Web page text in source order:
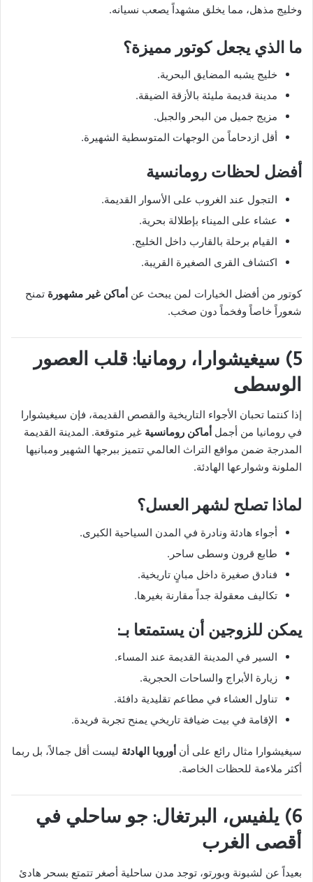
وخليج مذهل، مما يخلق مشهداً يصعب نسيانه.
ما الذي يجعل كوتور مميزة؟
خليج يشبه المضايق البحرية.
مدينة قديمة مليئة بالأزقة الضيقة.
مزيج جميل من البحر والجبل.
أقل ازدحاماً من الوجهات المتوسطية الشهيرة.
أفضل لحظات رومانسية
التجول عند الغروب على الأسوار القديمة.
عشاء على الميناء بإطلالة بحرية.
القيام برحلة بالقارب داخل الخليج.
اكتشاف القرى الصغيرة القريبة.
كوتور من أفضل الخيارات لمن يبحث عن أماكن غير مشهورة تمنح
شعوراً خاصاً وفخماً دون صخب.
5) سيغيشوارا، رومانيا: قلب العصور
الوسطى
إذا كنتما تحبان الأجواء التاريخية والقصص القديمة، فإن سيغيشوارا
في رومانيا من أجمل أماكن رومانسية غير متوقعة. المدينة القديمة
المدرجة ضمن مواقع التراث العالمي تتميز ببرجها الشهير ومبانيها
الملونة وشوارعها الهادئة.
لماذا تصلح لشهر العسل؟
أجواء هادئة ونادرة في المدن السياحية الكبرى.
طابع قرون وسطى ساحر.
فنادق صغيرة داخل مبانٍ تاريخية.
تكاليف معقولة جداً مقارنة بغيرها.
يمكن للزوجين أن يستمتعا بـ:
السير في المدينة القديمة عند المساء.
زيارة الأبراج والساحات الحجرية.
تناول العشاء في مطاعم تقليدية دافئة.
الإقامة في بيت ضيافة تاريخي يمنح تجربة فريدة.
سيغيشوارا مثال رائع على أن أوروبا الهادئة ليست أقل جمالاً، بل ربما
أكثر ملاءمة للحظات الخاصة.
6) يلفيس، البرتغال: جو ساحلي في
أقصى الغرب
بعيداً عن لشبونة وبورتو، توجد مدن ساحلية أصغر تتمتع بسحر هادئ